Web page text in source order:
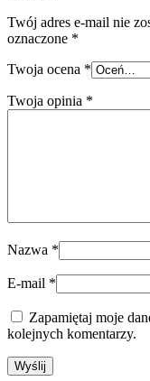
Twój adres e-mail nie
oznaczone *
Twoja ocena *
Twoja opinia *
Nazwa *
E-mail *
Zapamiętaj moje
kolejnych komentarzy.